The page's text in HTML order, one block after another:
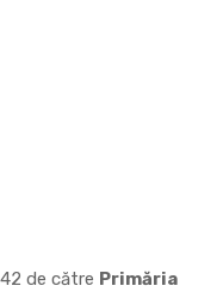
de către Primăria